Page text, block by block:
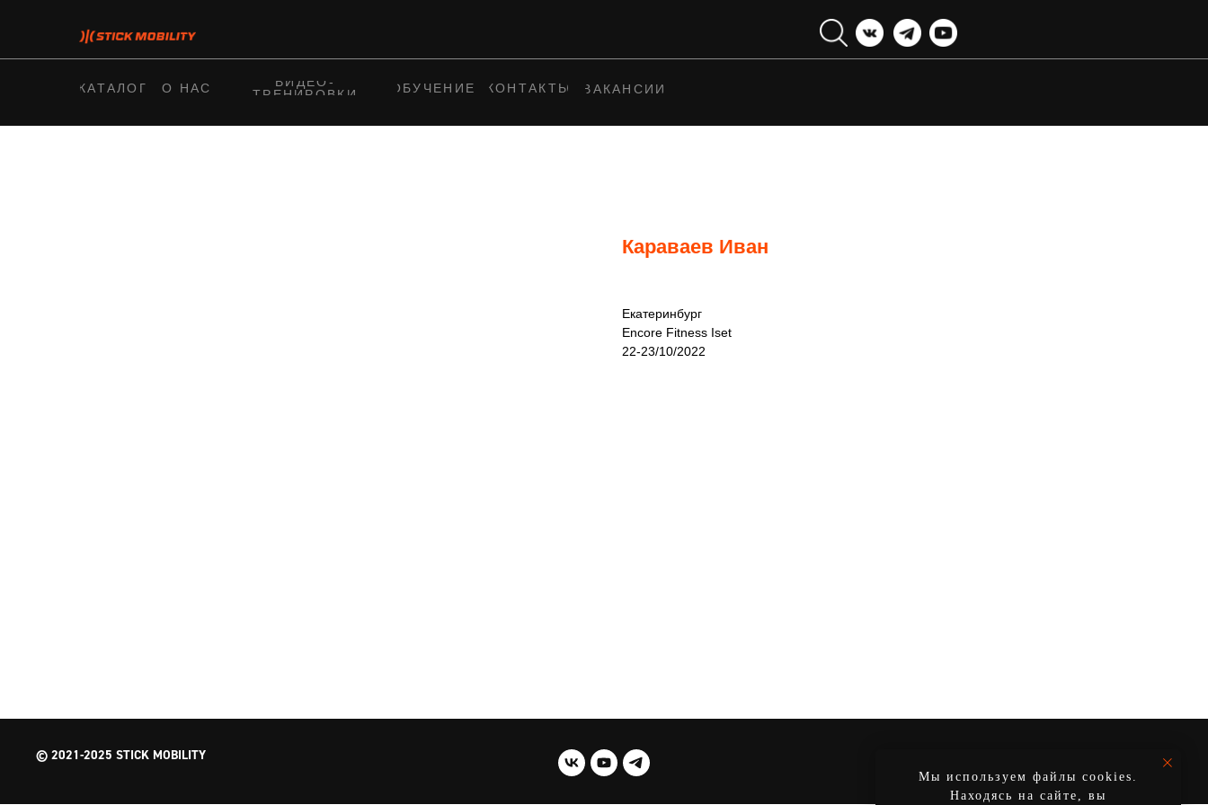
КАТАЛОГ О НАС
ВИДЕО-
ТРЕНИРОВКИ
ОБУЧЕНИЕ КОНТАКТЫ ВАКАНСИИ
Караваев Иван
Екатеринбург
Encore Fitness Iset
22-23/10/2022
Мы используем файлы cookies.
Находясь на сайте, вы
© 2021-2025 STICK MOBILITY